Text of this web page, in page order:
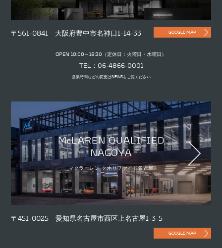
〒561-0841 大阪府豊中市名神口1-14-33 GOOGLE MAP
OPEN 10:00～18:30（定休日：火曜日・水曜日）
TEL：06-4866-0001
営業時間などの変更はNEWSをご覧ください
McLAREN QUALIFIED
NAGOYA
マクラーレン クオリファイド名古屋
〒451-0025 愛知県名古屋市西区上名古屋1-3-5
GOOGLE MAP